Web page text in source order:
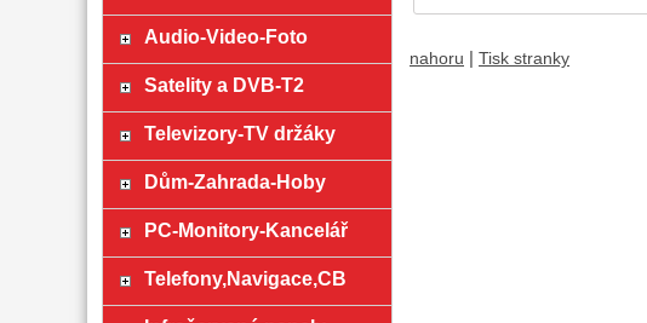
nahoru Tisk stranky
Audio-Video-Foto
Satelity a DVB-T2
Televizory-TV držáky
Dům-Zahrada-Hoby
PC-Monitory-Kancelář
Telefony,Navigace,CB